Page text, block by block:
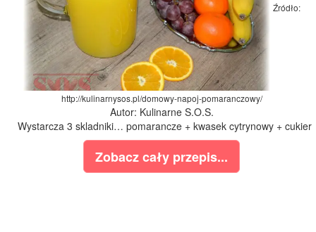
Źródło:
http://kulinarnysos.pl/domowy-napoj-pomaranczowy/
Autor: Kulinarne S.O.S.
Wystarcza 3 skladniki… pomarancze + kwasek cytrynowy + cukier
Zobacz cały przepis...